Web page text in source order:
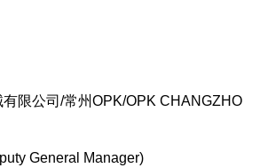
限公司/常州OPK/OPK CHANGZHO
General Manager)